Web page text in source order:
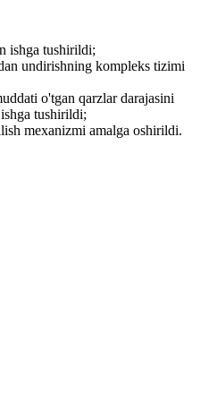
ishga tushirildi;
undirishning kompleks tizimi
o'tgan qarzlar darajasini
tushirildi;
mexanizmi amalga oshirildi.